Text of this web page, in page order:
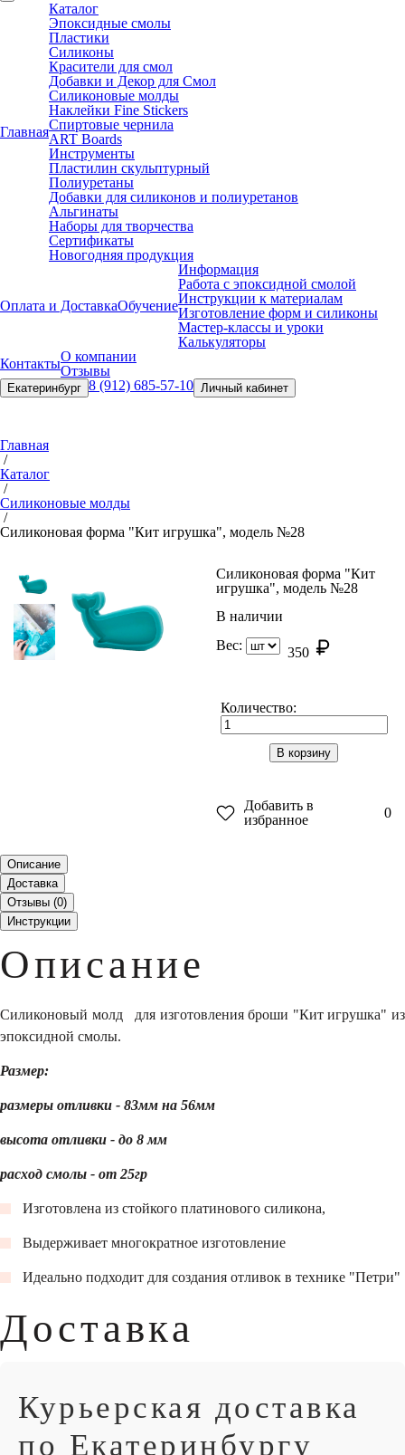
Главная
Каталог
Эпоксидные смолы
Пластики
Силиконы
Красители для смол
Добавки и Декор для Смол
Силиконовые молды
Наклейки Fine Stickers
Спиртовые чернила
ART Boards
Инструменты
Пластилин скульптурный
Полиуретаны
Добавки для силиконов и полиуретанов
Альгинаты
Наборы для творчества
Сертификаты
Новогодняя продукция
Оплата и ДоставкаОбучение
Информация
Работа с эпоксидной смолой
Инструкции к материалам
Изготовление форм и силиконы
Мастер-классы и уроки
Калькуляторы
КонтактыО компании
Отзывы
Екатеринбург 8 (912) 685-57-10 Личный кабинет
Главная
/
Каталог
/
Силиконовые молды
/
Силиконовая форма "Кит игрушка", модель №28
Силиконовая форма "Кит
игрушка", модель №28
В наличии
Вес:
350
Количество:
В корзину
Добавить в
избранное
0
Описание
Доставка
Отзывы (0)
Инструкции
Описание
Силиконовый молд для изготовления броши "Кит игрушка" из
эпоксидной смолы.
Размер:
размеры отливки - 83мм на 56мм
высота отливки - до 8 мм
расход смолы - от 25гр
Изготовлена из стойкого платинового силикона,
Выдерживает многократное изготовление
Идеально подходит для создания отливок в технике "Петри"
Доставка
Курьерская доставка
по Екатеринбургу